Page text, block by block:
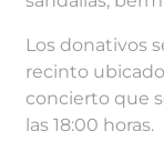
Los donativos
recinto ubicado
concierto que
las 18:00 horas.